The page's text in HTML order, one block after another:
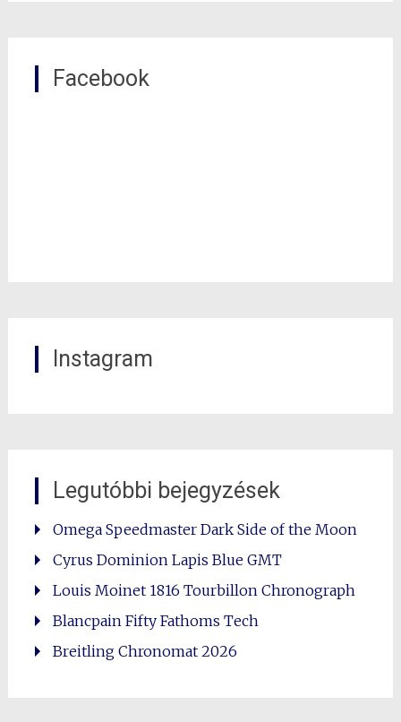
Facebook
Instagram
Legutóbbi bejegyzések
Omega Speedmaster Dark Side of the Moon
Cyrus Dominion Lapis Blue GMT
Louis Moinet 1816 Tourbillon Chronograph
Blancpain Fifty Fathoms Tech
Breitling Chronomat 2026